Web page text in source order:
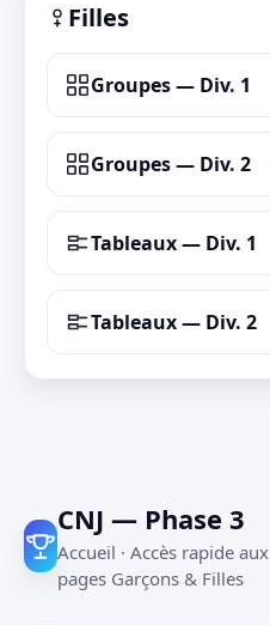
Filles
Groupes — Div. 1
Groupes — Div. 2
Tableaux — Div. 1
Tableaux — Div. 2
CNJ — Phase 3
Accueil · Accès rapide aux
pages Garçons & Filles